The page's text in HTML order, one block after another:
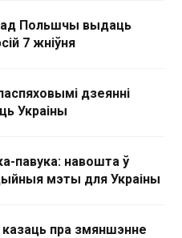
ад Польшчы выдаць
7 жніўня
дзеянні
Украіны
павука: навошта ў
мэты для Украіны
пра змяншэнне